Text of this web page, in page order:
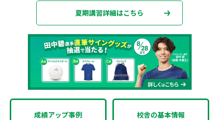
夏期講習詳細はこちら
成績アップ事例 校舎の基本情報